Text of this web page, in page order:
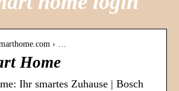
› …
Home
Ihr smartes Zuhause | Bosch